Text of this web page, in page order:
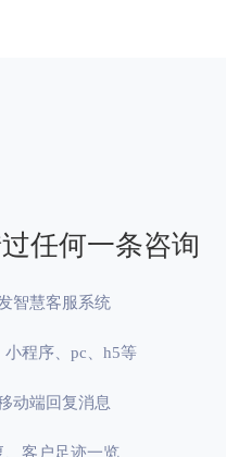
任何一条咨询
智慧客服系统
程序、pc、h5等
动端回复消息
、客户足迹一览